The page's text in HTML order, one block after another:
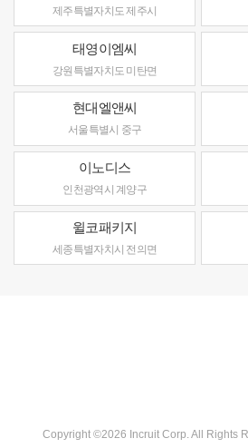
제주특별자치도 제주시
태영이엠씨
강원특별자치도 미탄면
현대엘앤씨
서울특별시 중구
이노디스
인천광역시 계양구
윌코패키지
세종특별자치시 전의면
Copyright ©2026 Incruit Corp. All Rights